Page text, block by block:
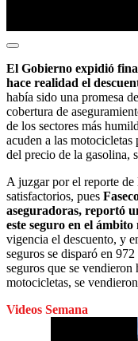
El Gobierno expidió
hace realidad el
había sido una promesa
cobertura de
de los sectores más
acuden a las
del precio de la gasolina,
A juzgar por el reporte de
satisfactorios, pues
aseguradoras, reportó
este seguro en el ámbito
vigencia el descuento, y
seguros se disparó en
seguros que se vendieron
motocicletas, se
Videos Semana